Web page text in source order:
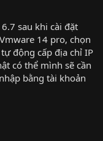
sau khi cài đặt
14 pro, chọn
động cấp địa chỉ IP
có thể mình sẽ cần
bằng tài khoản